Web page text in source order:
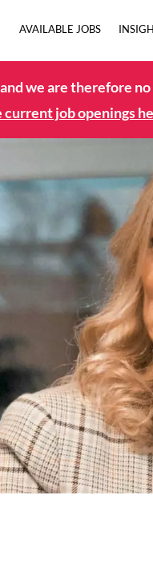
AVAILABLE JOBS
we are therefore
current job openings